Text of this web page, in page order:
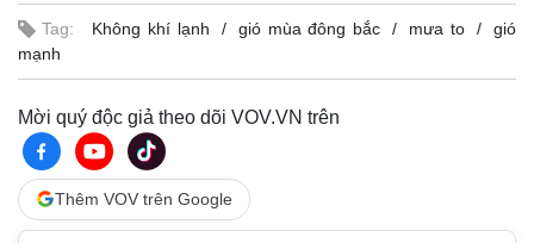
Tag: Không khí lạnh gió mùa đông bắc mưa to
gió
mạnh
Mời quý độc giả theo dõi VOV.VN trên
Thêm VOV trên Google